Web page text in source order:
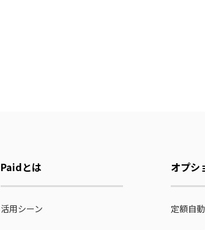
Paidとは
活用シーン
オプシ
定額自